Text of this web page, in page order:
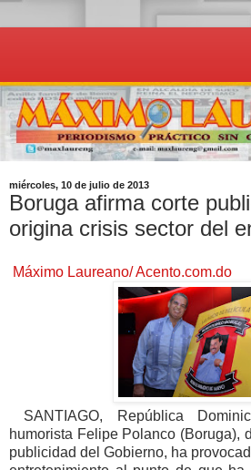
miércoles, 10 de julio de 2013
Boruga afirma corte
origina crisis sector del
Máximo Laureano/ Acento.com.do
SANTIAGO, República
humorista Felipe Polanco (Boruga),
publicidad del Gobierno, ha